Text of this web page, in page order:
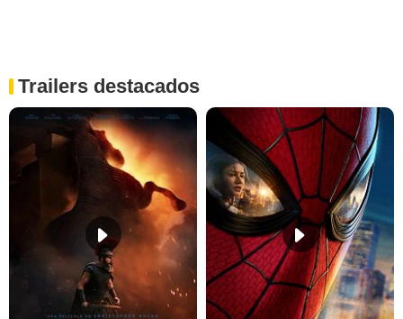
Trailers destacados